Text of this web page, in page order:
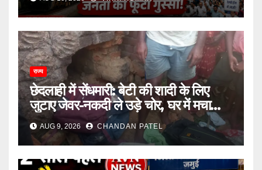
राज्य
छेदलाही में सेंधमारी: बेटी की शादी के लिए
जुटाए जेवर-नकदी ले उड़े चोर, घर में मचा
कोहराम
AUG 9, 2026 CHANDAN PATEL